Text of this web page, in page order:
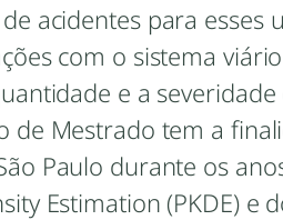
acidentes para
com o sistema
e a
de Mestrado tem a
Paulo durante os
Estimation (PKDE) e